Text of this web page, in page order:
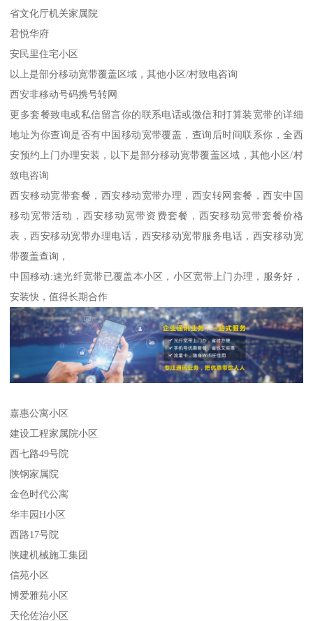
省文化厅机关家属院
君悦华府
安民里住宅小区
以上是部分移动宽带覆盖区域，其他小区/村致电咨询
西安非移动号码携号转网
更多套餐致电或私信留言你的联系电话或微信和打算装宽带的详细
地址为你查询是否有中国移动宽带覆盖，查询后时间联系你，全西
安预约上门办理安装，以下是部分移动宽带覆盖区域，其他小区/村
致电咨询
西安移动宽带套餐，西安移动宽带办理，西安转网套餐，西安中国
移动宽带活动，西安移动宽带资费套餐，西安移动宽带套餐价格
表，西安移动宽带办理电话，西安移动宽带服务电话，西安移动宽
带覆盖查询，
中国移动:速光纤宽带已覆盖本小区，小区宽带上门办理，服务好，
安装快，值得长期合作
嘉惠公寓小区
建设工程家属院小区
西七路49号院
陕钢家属院
金色时代公寓
华丰园H小区
西路17号院
陕建机械施工集团
信苑小区
博爱雅苑小区
天伦佐治小区